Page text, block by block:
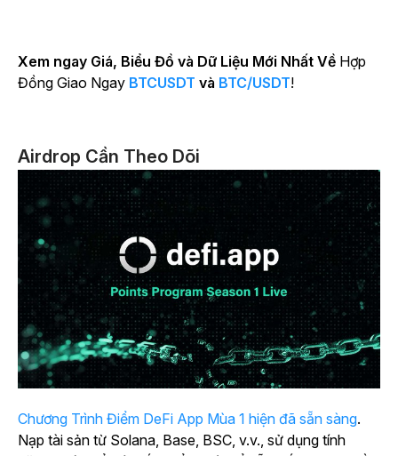
Xem ngay Giá, Biểu Đồ và Dữ Liệu Mới Nhất Về Hợp
Đồng Giao Ngay BTCUSDT và BTC/USDT!
Airdrop Cần Theo Dõi
Chương Trình Điểm DeFi App Mùa 1 hiện đã sẵn sàng.
Nạp tài sản từ Solana, Base, BSC, v.v., sử dụng tính